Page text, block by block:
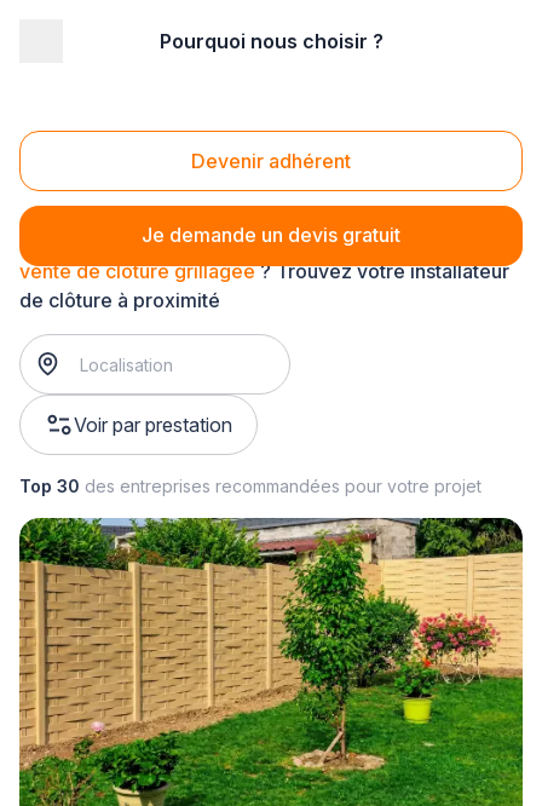
Pourquoi nous choisir ?
Devenir adhérent
Je demande un devis gratuit
Vente de clôture grillagée
vente de clôture grillagée? Trouvez votre installateur
de clôture à proximité
Voir par prestation
Top 30 des entreprises recommandées pour votre projet